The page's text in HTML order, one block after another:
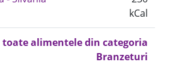
kCal
toate alimentele din categoria
Branzeturi